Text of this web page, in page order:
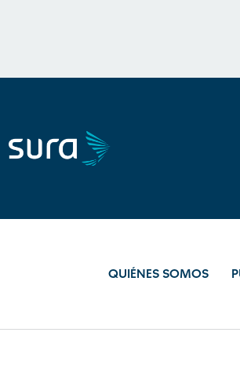
QUIÉNES SOMOS